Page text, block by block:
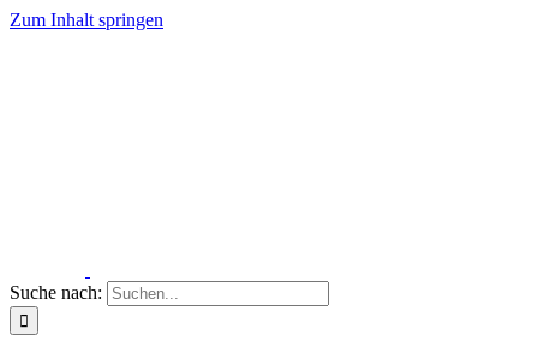
Zum Inhalt springen
Suche nach: